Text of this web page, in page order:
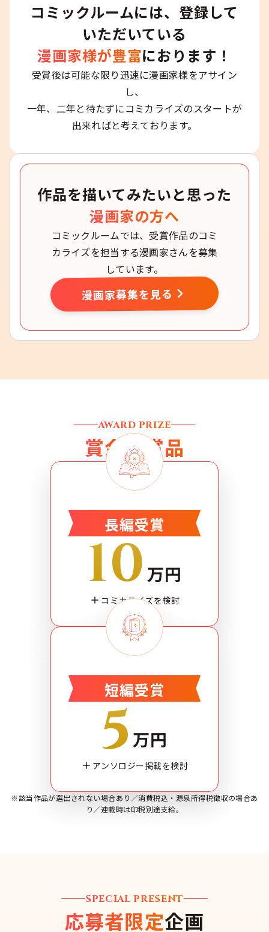
コミックルームには、登録して
いただいている
漫画家様が豊富におります！
受賞後は可能な限り迅速に漫画家様をアサイン
し、
一年、二年と待たずにコミカライズのスタートが
出来ればと考えております。
作品を描いてみたいと思った
漫画家の方へ
コミックルームでは、受賞作品のコミ
カライズを担当する漫画家さんを募集
しています。
漫画家募集を見る
AWARD PRIZE
賞金・賞品
長編受賞
10 万円
コミカライズを検討
短編受賞
5万円
アンソロジー掲載を検討
※該当作品が選出されない場合あり／消費税込・源泉所得税徴収の場合あ
り／連載時は印税別途支給。
SPECIAL PRESENT
応募者限定企画